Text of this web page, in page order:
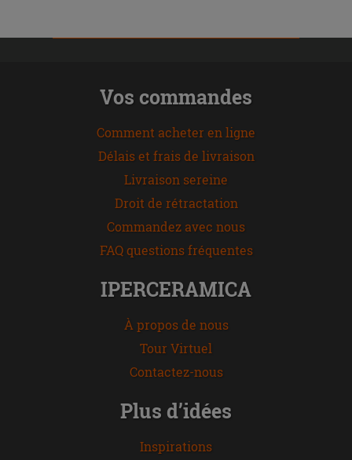
Vos commandes
Comment acheter en ligne
Délais et frais de livraison
Livraison sereine
Droit de rétractation
Commandez avec nous
FAQ questions fréquentes
IPERCERAMICA
À propos de nous
Tour Virtuel
Contactez-nous
Plus d’idées
Inspirations